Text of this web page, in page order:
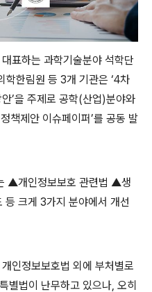
표하는 과학기술분야 석학단
학한림원 등 3개 기관은 ‘4차
’을 주제로 공학(산업)분야와
책제안 이슈페이퍼’를 공동 발
▲개인정보보호 관련법 ▲생
크게 3가지 분야에서 개선
인정보보호법 외에 부처별로
별법이 난무하고 있으나, 오히